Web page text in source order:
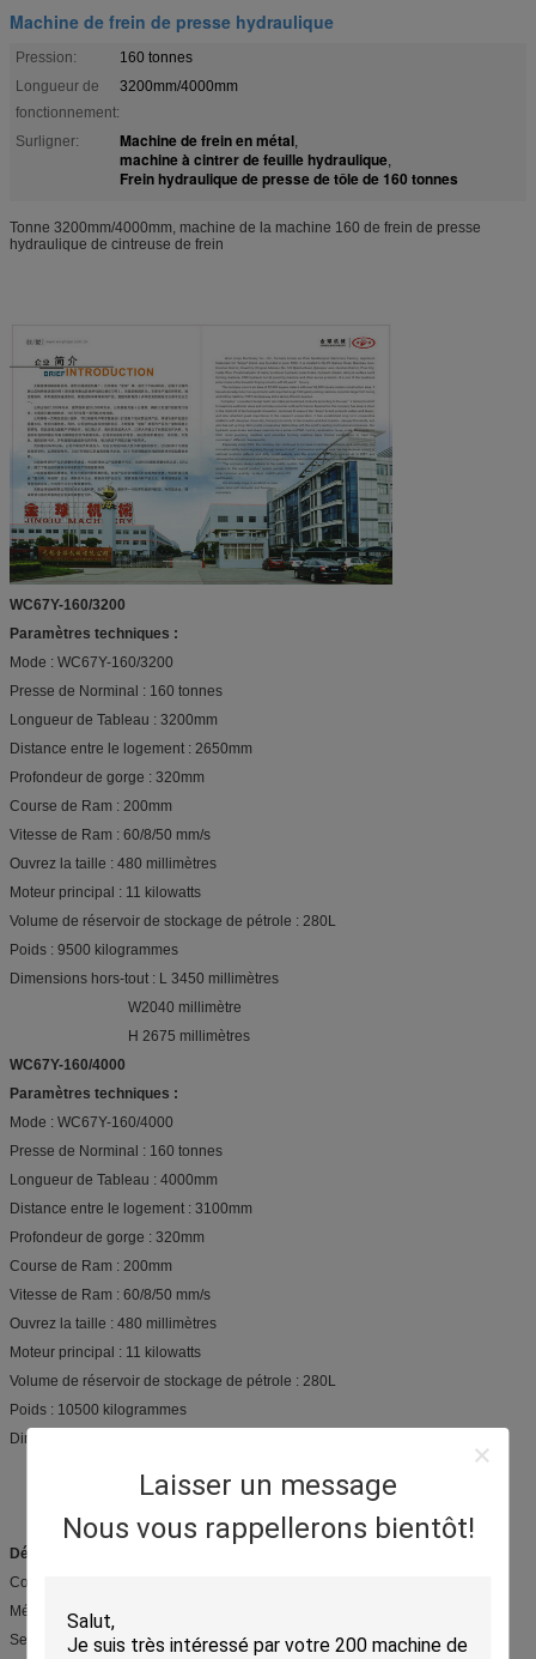
Laisser un message
Nous vous rappellerons bientôt!
Machine de frein de presse hydraulique
Pression:
160 tonnes
Longueur de
fonctionnement:
3200mm/4000mm
Surligner: Machine de frein en métal,
machine à cintrer de feuille hydraulique,
Frein hydraulique de presse de tôle de 160 tonnes
Tonne 3200mm/4000mm, machine de la machine 160 de frein de presse
hydraulique de cintreuse de frein
WC67Y-160/3200
Paramètres techniques :
Mode : WC67Y-160/3200
Presse de Norminal : 160 tonnes
Longueur de Tableau : 3200mm
Distance entre le logement : 2650mm
Profondeur de gorge : 320mm
Course de Ram : 200mm
Vitesse de Ram : 60/8/50 mm/s
Ouvrez la taille : 480 millimètres
Moteur principal : 11 kilowatts
Volume de réservoir de stockage de pétrole : 280L
Poids : 9500 kilogrammes
Dimensions hors-tout : L 3450 millimètres
W2040 millimètre
H 2675 millimètres
WC67Y-160/4000
Paramètres techniques :
Mode : WC67Y-160/4000
Presse de Norminal : 160 tonnes
Longueur de Tableau : 4000mm
Distance entre le logement : 3100mm
Profondeur de gorge : 320mm
Course de Ram : 200mm
Vitesse de Ram : 60/8/50 mm/s
Ouvrez la taille : 480 millimètres
Moteur principal : 11 kilowatts
Volume de réservoir de stockage de pétrole : 280L
Poids : 10500 kilogrammes
Dimensions hors-tout : L 4250 millimètres
H 2675 millimètres
Détails rapides :
Condition : Nouveau
Métal matériel traité : Acier au carbone
Service supplémentaire : Usinage